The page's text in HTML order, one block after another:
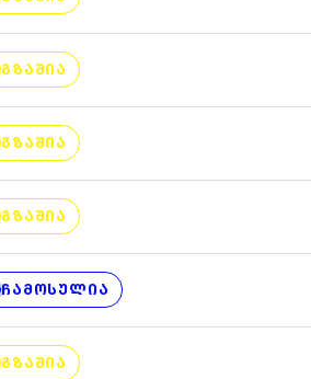
ᲒᲖᲐᲨᲘᲐ
ᲒᲖᲐᲨᲘᲐ
ᲒᲖᲐᲨᲘᲐ
ᲩᲐᲛᲝᲡᲣᲚᲘᲐ
ᲒᲖᲐᲨᲘᲐ